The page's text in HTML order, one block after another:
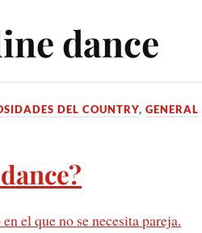
dance
DEL COUNTRY,GENERAL
el que no se necesita pareja.